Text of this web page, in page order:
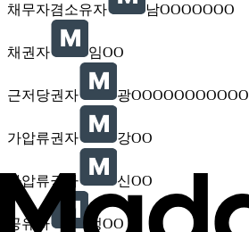
채무자겸소유자 남OOOOOOO
채권자 임OO
근저당권자 광OOOOOOOOOOO
가압류권자 강OO
가압류권자 신OO
공유자 정OO